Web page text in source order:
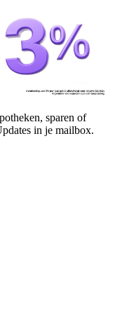
sparen of
in je mailbox.